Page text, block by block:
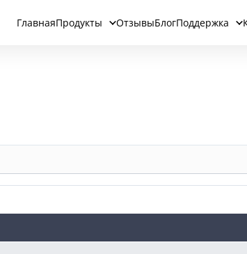
ГлавнаяПродукты ОтзывыБлогПоддержка